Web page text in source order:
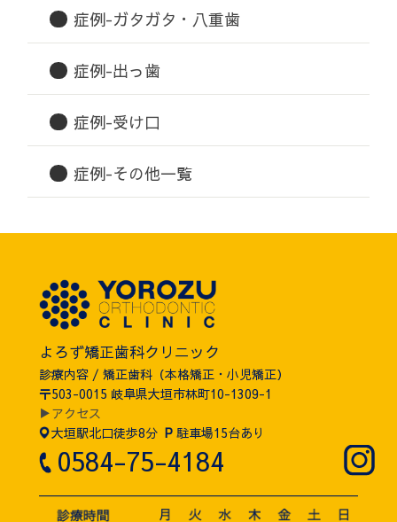
症例-ガタガタ・八重歯
症例-出っ歯
症例-受け口
症例-その他一覧
よろず矯正歯科クリニック
診療内容 / 矯正歯科（本格矯正・小児矯正）
〒503-0015 岐阜県大垣市林町10-1309-1
▶アクセス
大垣駅北口徒歩8分 P 駐車場15台あり
0584-75-4184